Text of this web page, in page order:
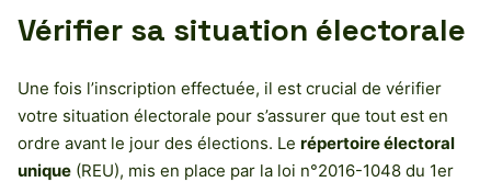
Vérifier sa situation électorale
Une fois l’inscription effectuée, il est crucial de vérifier
votre situation électorale pour s’assurer que tout est en
ordre avant le jour des élections. Le répertoire électoral
unique (REU), mis en place par la loi n°2016-1048 du 1er